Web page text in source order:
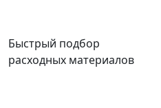
Быстрый подбор
расходных материалов